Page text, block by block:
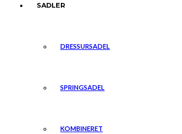
SADLER
DRESSURSADEL
SPRINGSADEL
KOMBINERET